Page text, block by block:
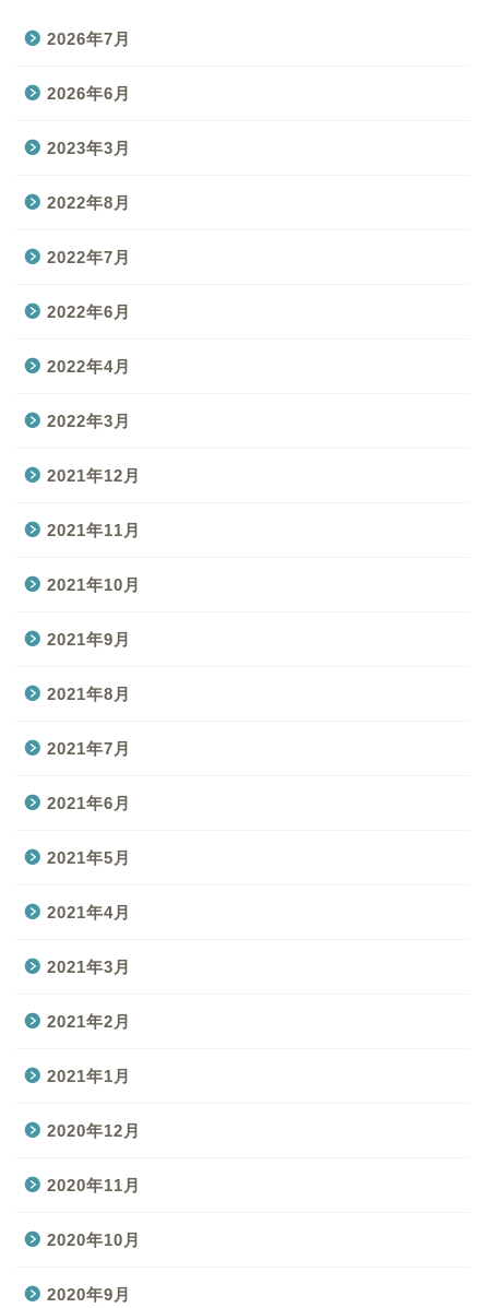
2026年7月
2026年6月
2023年3月
2022年8月
2022年7月
2022年6月
2022年4月
2022年3月
2021年12月
2021年11月
2021年10月
2021年9月
2021年8月
2021年7月
2021年6月
2021年5月
2021年4月
2021年3月
2021年2月
2021年1月
2020年12月
2020年11月
2020年10月
2020年9月